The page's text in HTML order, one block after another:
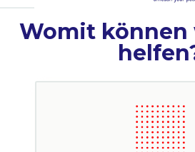
Womit können